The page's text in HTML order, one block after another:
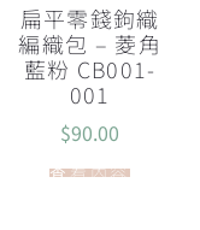
扁平零錢鉤織
編織包 – 菱角
藍粉 CB001-
001
$90.00
查看內容